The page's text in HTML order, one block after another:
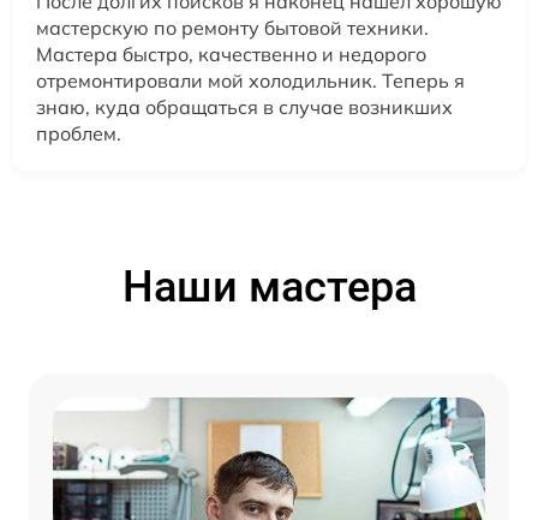
мастерскую по ремонту бытовой техники.
Мастера быстро, качественно и недорого
отремонтировали мой холодильник. Теперь я
знаю, куда обращаться в случае возникших
проблем.
Наши мастера